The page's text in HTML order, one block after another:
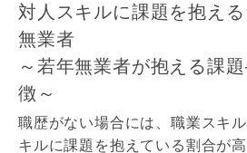
対人スキルに課題を抱え
無業者
～若年無業者が抱える課
徴～
職歴がない場合には、職業スキ
キルに課題を抱えている割合が